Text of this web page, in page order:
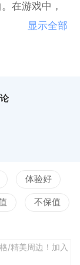
在游戏中，
感的打击。
显示全部
体验好
不保值
世界观佳
/精美周边！加入